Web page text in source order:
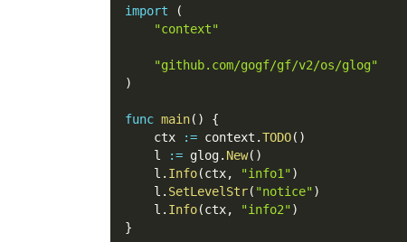
import
(
"context"
"github.com/gogf/gf/v2/os/glog"
)
func main( )
{
    ctx
:= context .TODO( )
    l
:= glog. New( )
    l
. Info(ctx, "info1")
    l
. SetLevelStr( "notice")
    l
. Info(ctx, "info2")
}